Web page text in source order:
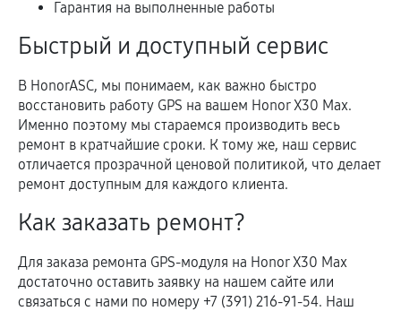
Гарантия на выполненные работы
Быстрый и доступный сервис
В HonorASC, мы понимаем, как важно быстро
восстановить работу GPS на вашем Honor X30 Max.
Именно поэтому мы стараемся производить весь
ремонт в кратчайшие сроки. К тому же, наш сервис
отличается прозрачной ценовой политикой, что делает
ремонт доступным для каждого клиента.
Как заказать ремонт?
Для заказа ремонта GPS-модуля на Honor X30 Max
достаточно оставить заявку на нашем сайте или
связаться с нами по номеру +7 (391) 216-91-54. Наш